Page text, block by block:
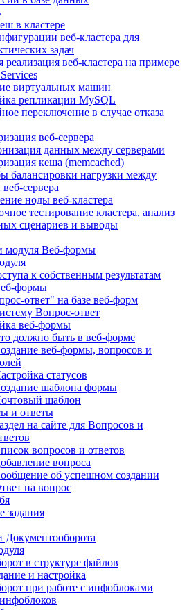
в кластере
веб-кластера для
задач
реализация веб-кластера на примере
виртуальных машин
репликации MySQL
переключение в случае отказа
веб-сервера
данных между серверами
кеша (memcached)
балансировки нагрузки между
сервера
ноды веб-кластера
тестирование кластера, анализ
сценариев и выводы
модуля Веб-формы
к собственным результатам
формы
ответ" на базе веб-форм
Вопрос-ответ
веб-формы
должно быть в веб-форме
веб-формы, вопросов и
статусов
шаблона формы
шаблон
и ответы
на сайте для Вопросов и
вопросов и ответов
вопроса
об успешном создании
на вопрос
задания
Документооборота
в структуре файлов
и настройка
при работе с инфоблоками